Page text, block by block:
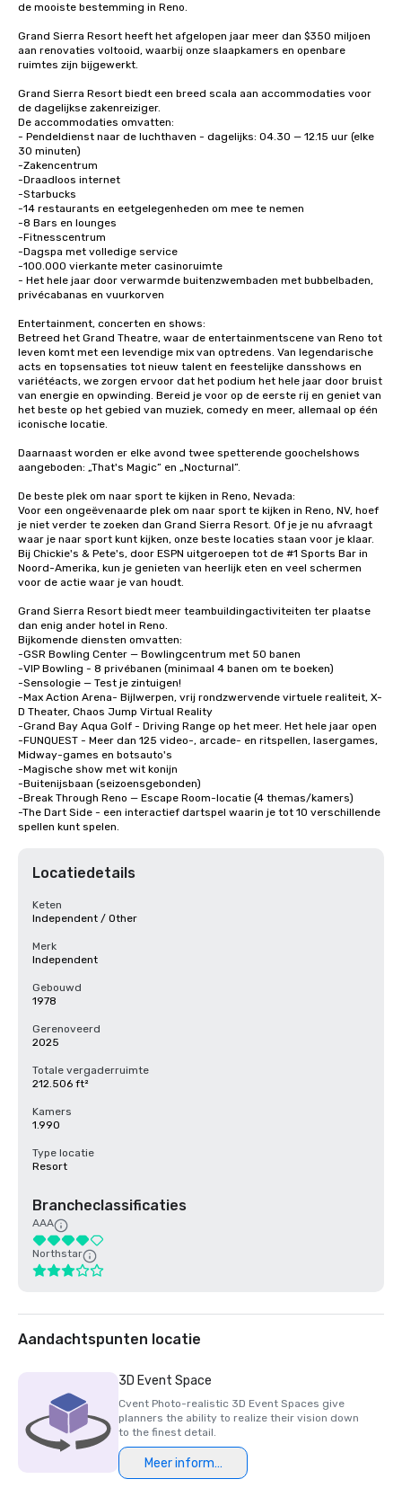
de mooiste bestemming in Reno.
Grand Sierra Resort heeft het afgelopen jaar meer dan $350 miljoen
aan renovaties voltooid, waarbij onze slaapkamers en openbare
ruimtes zijn bijgewerkt.
Grand Sierra Resort biedt een breed scala aan accommodaties voor
de dagelijkse zakenreiziger.
De accommodaties omvatten:
- Pendeldienst naar de luchthaven - dagelijks: 04.30 — 12.15 uur (elke
30 minuten)
-Zakencentrum
-Draadloos internet
-Starbucks
-14 restaurants en eetgelegenheden om mee te nemen
-8 Bars en lounges
-Fitnesscentrum
-Dagspa met volledige service
-100.000 vierkante meter casinoruimte
- Het hele jaar door verwarmde buitenzwembaden met bubbelbaden,
privécabanas en vuurkorven
Entertainment, concerten en shows:
Betreed het Grand Theatre, waar de entertainmentscene van Reno tot
leven komt met een levendige mix van optredens. Van legendarische
acts en topsensaties tot nieuw talent en feestelijke dansshows en
variétéacts, we zorgen ervoor dat het podium het hele jaar door bruist
van energie en opwinding. Bereid je voor op de eerste rij en geniet van
het beste op het gebied van muziek, comedy en meer, allemaal op één
iconische locatie.
Daarnaast worden er elke avond twee spetterende goochelshows
aangeboden: „That's Magic” en „Nocturnal”.
De beste plek om naar sport te kijken in Reno, Nevada:
Voor een ongeëvenaarde plek om naar sport te kijken in Reno, NV, hoef
je niet verder te zoeken dan Grand Sierra Resort. Of je je nu afvraagt
waar je naar sport kunt kijken, onze beste locaties staan voor je klaar.
Bij Chickie's & Pete's, door ESPN uitgeroepen tot de #1 Sports Bar in
Noord-Amerika, kun je genieten van heerlijk eten en veel schermen
voor de actie waar je van houdt.
Grand Sierra Resort biedt meer teambuildingactiviteiten ter plaatse
dan enig ander hotel in Reno.
Bijkomende diensten omvatten:
-GSR Bowling Center — Bowlingcentrum met 50 banen
-VIP Bowling - 8 privébanen (minimaal 4 banen om te boeken)
-Sensologie — Test je zintuigen!
-Max Action Arena- Bijlwerpen, vrij rondzwervende virtuele realiteit, X-
D Theater, Chaos Jump Virtual Reality
-Grand Bay Aqua Golf - Driving Range op het meer. Het hele jaar open
-FUNQUEST - Meer dan 125 video-, arcade- en ritspellen, lasergames,
Midway-games en botsauto's
-Magische show met wit konijn
-Buitenijsbaan (seizoensgebonden)
-Break Through Reno — Escape Room-locatie (4 themas/kamers)
-The Dart Side - een interactief dartspel waarin je tot 10 verschillende
spellen kunt spelen.
Locatiedetails
Keten
Independent / Other
Merk
Independent
Gebouwd
1978
Gerenoveerd
2025
Totale vergaderruimte
212.506 ft²
Kamers
1.990
Type locatie
Resort
Brancheclassificaties
AAA
Northstar
Aandachtspunten locatie
3D Event Space
Cvent Photo-realistic 3D Event Spaces give
planners the ability to realize their vision down
to the finest detail.
Meer informatie